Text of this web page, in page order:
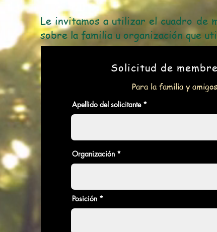
Le invitamos a utilizar el cuadro de
sobre la familia u organización que
Solicitud de
Para la familia y
Apellido del solicitante
Organización
Posición